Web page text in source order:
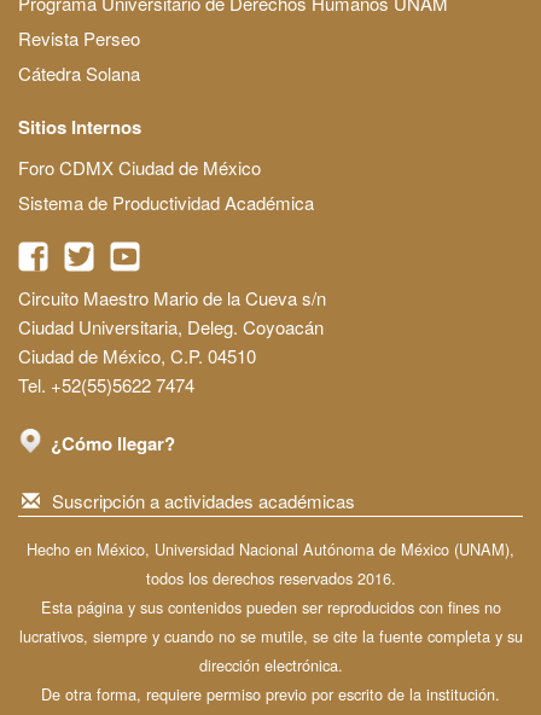
Revista Perseo
Cátedra Solana
Sitios Internos
Foro CDMX Ciudad de México
Sistema de Productividad Académica
Circuito Maestro Mario de la Cueva s/n
Ciudad Universitaria, Deleg. Coyoacán
Ciudad de México, C.P. 04510
Tel. +52(55)5622 7474
¿Cómo llegar?
Suscripción a actividades académicas
Hecho en México, Universidad Nacional Autónoma de México (UNAM),
todos los derechos reservados 2016.
Esta página y sus contenidos pueden ser reproducidos con fines no
lucrativos, siempre y cuando no se mutile, se cite la fuente completa y su
dirección electrónica.
De otra forma, requiere permiso previo por escrito de la institución.